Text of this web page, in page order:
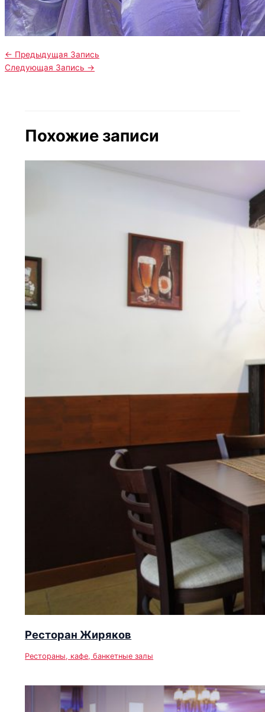
← Предыдущая Запись
Следующая Запись →
Похожие записи
Ресторан Жиряков
Рестораны, кафе, банкетные залы